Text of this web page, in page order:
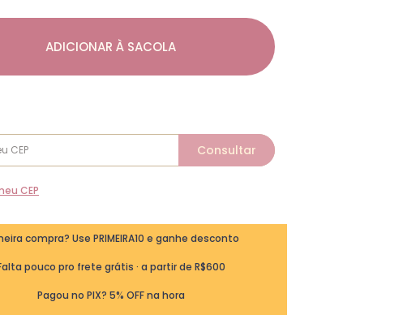
ADICIONAR À SACOLA
CEP
compra? Use PRIMEIRA10 e ganhe desconto
pouco pro frete grátis · a partir de R$600
Pagou no PIX? 5% OFF na hora